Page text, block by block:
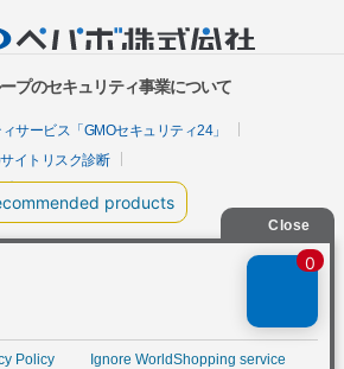
プのセキュリティ事業について
サービス「GMOセキュリティ24」
イトリスク診断
ット
ーセキュリティ byイエラエ）